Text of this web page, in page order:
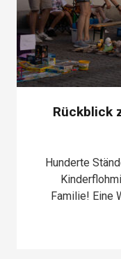
Rückblick
Hunderte
Familie! Eine